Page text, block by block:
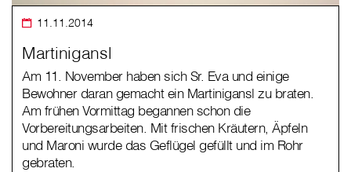
11.11.2014
Martinigansl
Am 11. November haben sich Sr. Eva und einige
Bewohner daran gemacht ein Martinigansl zu braten.
Am frühen Vormittag begannen schon die
Vorbereitungsarbeiten. Mit frischen Kräutern, Äpfeln
und Maroni wurde das Geflügel gefüllt und im Rohr
gebraten.